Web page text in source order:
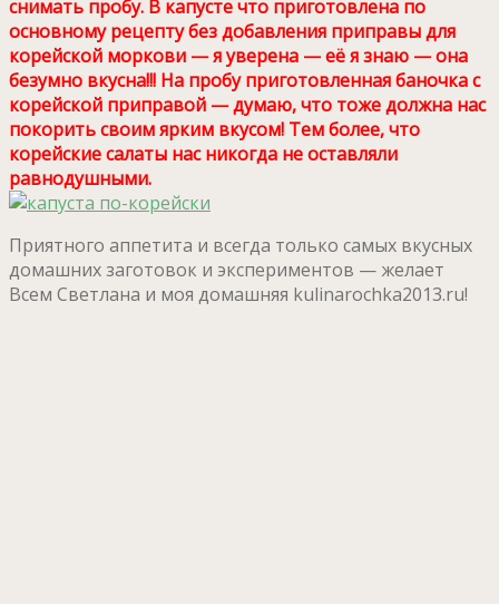
снимать пробу. В капусте что приготовлена по
основному рецепту без добавления приправы для
корейской моркови — я уверена — её я знаю — она
безумно вкусна!!! На пробу приготовленная баночка с
корейской приправой — думаю, что тоже должна нас
покорить своим ярким вкусом! Тем более, что
корейские салаты нас никогда не оставляли
равнодушными.
Приятного аппетита и всегда только самых вкусных
домашних заготовок и экспериментов — желает
Всем Светлана и моя домашняя kulinarochka2013.ru!